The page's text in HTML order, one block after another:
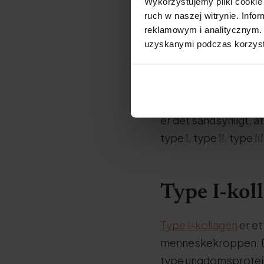
ruch w naszej witrynie.
reklamowym i
uzyskanymi podczas
Hvor
Til dato har
slutningen på
er det sandsynligt,
type I, type II, type
Type I-
Type I-kollagen er
menneskekroppen.
type